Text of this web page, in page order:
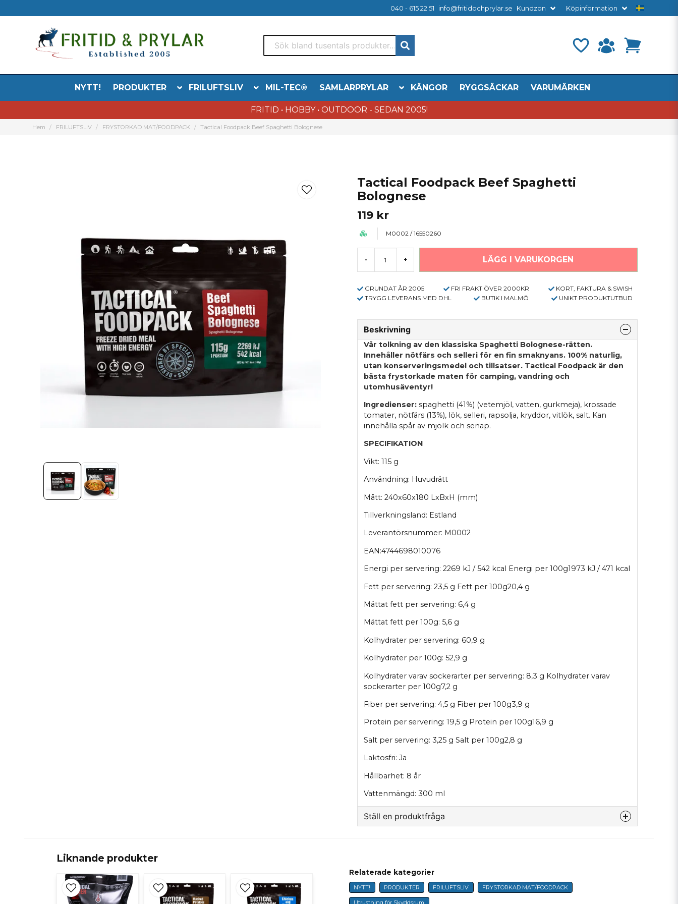
040 - 615 22 51 info@fritidochprylar.se Kundzon Köpinformation
NYTT! PRODUKTER FRILUFTSLIV MIL-TEC® SAMLARPRYLAR KÄNGOR RYGGSÄCKAR VARUMÄRKEN
FRITID • HOBBY • OUTDOOR - SEDAN 2005!
Hem FRILUFTSLIV FRYSTORKAD MAT/FOODPACK Tactical Foodpack Beef Spaghetti Bolognese
Tactical Foodpack Beef Spaghetti
Bolognese
119 kr
M0002 / 16550260
- + LÄGG I VARUKORGEN
GRUNDAT ÅR 2005 FRI FRAKT ÖVER 2000KR
KORT, FAKTURA & SWISH
TRYGG LEVERANS MED DHL
BUTIK I MALMÖ UNIKT PRODUKTUTBUD
Beskrivning
Vår tolkning av den klassiska Spaghetti Bolognese-rätten.
Innehåller nötfärs och selleri för en fin smaknyans. 100% naturlig,
utan konserveringsmedel och tillsatser. Tactical Foodpack är den
bästa frystorkade maten för camping, vandring och
utomhusäventyr!
Ingredienser:spaghetti (41%) (vetemjöl, vatten, gurkmeja), krossade
tomater, nötfärs (13%), lök, selleri, rapsolja, kryddor, vitlök, salt. Kan
innehålla spår av mjölk och senap.
SPECIFIKATION
Vikt: 115 g
Användning: Huvudrätt
Mått: 240x60x180 LxBxH (mm)
Tillverkningsland: Estland
Leverantörsnummer: M0002
EAN:4744698010076
Energi per servering: 2269 kJ / 542 kcal Energi per 100g1973 kJ / 471 kcal
Fett per servering: 23,5 g Fett per 100g20,4 g
Mättat fett per servering: 6,4 g
Mättat fett per 100g: 5,6 g
Kolhydrater per servering: 60,9 g
Kolhydrater per 100g: 52,9 g
Kolhydrater varav sockerarter per servering: 8,3 g Kolhydrater varav
sockerarter per 100g7,2 g
Fiber per servering: 4,5 g Fiber per 100g3,9 g
Protein per servering: 19,5 g Protein per 100g16,9 g
Salt per servering: 3,25 g Salt per 100g2,8 g
Laktosfri: Ja
Hållbarhet: 8 år
Vattenmängd: 300 ml
Ställ en produktfråga
name
Namn email
Liknande produkter
Relaterade kategorier
NYTT! PRODUKTER FRILUFTSLIV FRYSTORKAD MAT/FOODPACK